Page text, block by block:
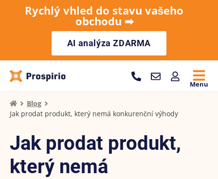
Rychlý vhled do stavu vašeho
obchodu ➡︎
AI analýza ZDARMA
Menu
Blog
Jak prodat produkt, který nemá konkurenční výhody
Jak prodat produkt,
který nemá